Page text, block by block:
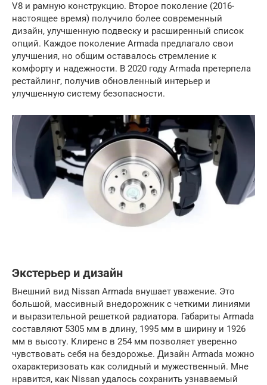
V8 и рамную конструкцию. Второе поколение (2016-
настоящее время) получило более современный
дизайн, улучшенную подвеску и расширенный список
опций. Каждое поколение Armada предлагало свои
улучшения, но общим оставалось стремление к
комфорту и надежности. В 2020 году Armada претерпела
рестайлинг, получив обновленный интерьер и
улучшенную систему безопасности.
Экстерьер и дизайн
Внешний вид Nissan Armada внушает уважение. Это
большой, массивный внедорожник с четкими линиями
и выразительной решеткой радиатора. Габариты Armada
составляют 5305 мм в длину, 1995 мм в ширину и 1926
мм в высоту. Клиренс в 254 мм позволяет уверенно
чувствовать себя на бездорожье. Дизайн Armada можно
охарактеризовать как солидный и мужественный. Мне
нравится, как Nissan удалось сохранить узнаваемый